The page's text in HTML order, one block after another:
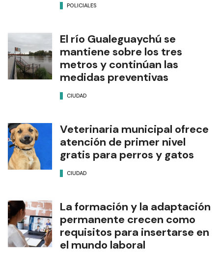
POLICIALES
El río Gualeguaychú se
mantiene sobre los tres
metros y continúan las
medidas preventivas
CIUDAD
Veterinaria municipal ofrece
atención de primer nivel
gratis para perros y gatos
CIUDAD
La formación y la adaptación
permanente crecen como
requisitos para insertarse en
el mundo laboral